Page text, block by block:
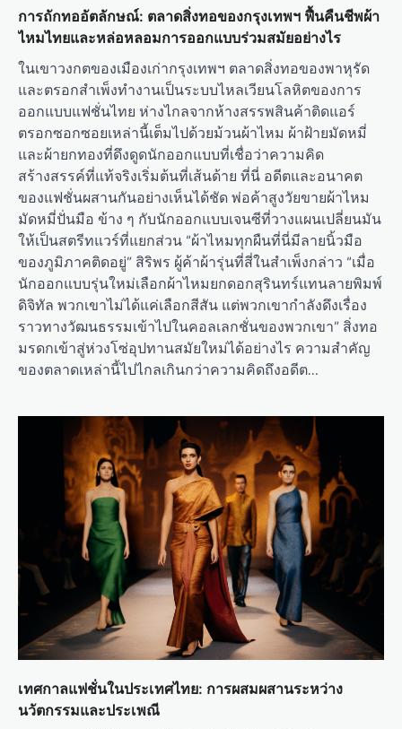
การถักทออัตลักษณ์: ตลาดสิ่งทอของกรุงเทพฯ ฟื้นคืนชีพผ้า
ไหมไทยและหล่อหลอมการออกแบบร่วมสมัยอย่างไร
ในเขาวงกตของเมืองเก่ากรุงเทพฯ ตลาดสิ่งทอของพาหุรัด
และตรอกสำเพ็งทำงานเป็นระบบไหลเวียนโลหิตของการ
ออกแบบแฟชั่นไทย ห่างไกลจากห้างสรรพสินค้าติดแอร์
ตรอกซอกซอยเหล่านี้เต็มไปด้วยม้วนผ้าไหม ผ้าฝ้ายมัดหมี่
และผ้ายกทองที่ดึงดูดนักออกแบบที่เชื่อว่าความคิด
สร้างสรรค์ที่แท้จริงเริ่มต้นที่เส้นด้าย ที่นี่ อดีตและอนาคต
ของแฟชั่นผสานกันอย่างเห็นได้ชัด พ่อค้าสูงวัยขายผ้าไหม
มัดหมี่ปั่นมือ ข้าง ๆ กับนักออกแบบเจนซีที่วางแผนเปลี่ยนมัน
ให้เป็นสตรีทแวร์ที่แยกส่วน “ผ้าไหมทุกผืนที่นี่มีลายนิ้วมือ
ของภูมิภาคติดอยู่” สิริพร ผู้ค้าผ้ารุ่นที่สี่ในสำเพ็งกล่าว “เมื่อ
นักออกแบบรุ่นใหม่เลือกผ้าไหมยกดอกสุรินทร์แทนลายพิมพ์
ดิจิทัล พวกเขาไม่ได้แค่เลือกสีสัน แต่พวกเขากำลังดึงเรื่อง
ราวทางวัฒนธรรมเข้าไปในคอลเลกชั่นของพวกเขา” สิ่งทอ
มรดกเข้าสู่ห่วงโซ่อุปทานสมัยใหม่ได้อย่างไร ความสำคัญ
ของตลาดเหล่านี้ไปไกลเกินกว่าความคิดถึงอดีต…
เทศกาลแฟชั่นในประเทศไทย: การผสมผสานระหว่าง
นวัตกรรมและประเพณี